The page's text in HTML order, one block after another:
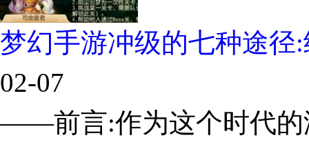
梦幻手游冲级的七种途径
02-07
——前言:作为这个时代的